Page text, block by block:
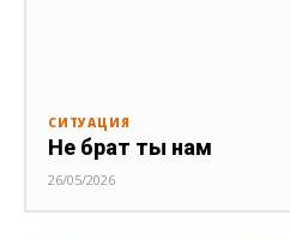
СИТУАЦИЯ
Не брат ты нам
26/05/2026